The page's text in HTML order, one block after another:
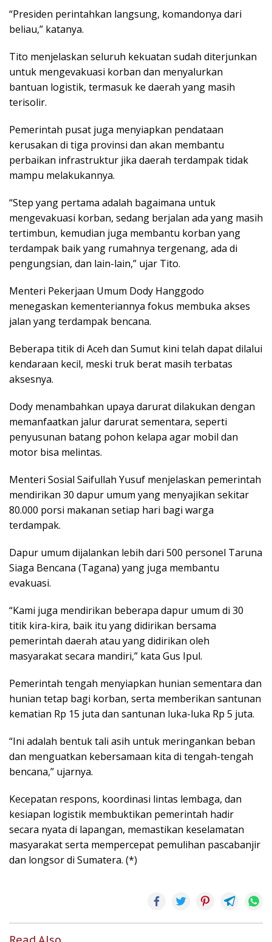
“Presiden perintahkan langsung, komandonya dari
beliau,” katanya.
Tito menjelaskan seluruh kekuatan sudah diterjunkan
untuk mengevakuasi korban dan menyalurkan
bantuan logistik, termasuk ke daerah yang masih
terisolir.
Pemerintah pusat juga menyiapkan pendataan
kerusakan di tiga provinsi dan akan membantu
perbaikan infrastruktur jika daerah terdampak tidak
mampu melakukannya.
“Step yang pertama adalah bagaimana untuk
mengevakuasi korban, sedang berjalan ada yang masih
tertimbun, kemudian juga membantu korban yang
terdampak baik yang rumahnya tergenang, ada di
pengungsian, dan lain-lain,” ujar Tito.
Menteri Pekerjaan Umum Dody Hanggodo
menegaskan kementeriannya fokus membuka akses
jalan yang terdampak bencana.
Beberapa titik di Aceh dan Sumut kini telah dapat dilalui
kendaraan kecil, meski truk berat masih terbatas
aksesnya.
Dody menambahkan upaya darurat dilakukan dengan
memanfaatkan jalur darurat sementara, seperti
penyusunan batang pohon kelapa agar mobil dan
motor bisa melintas.
Menteri Sosial Saifullah Yusuf menjelaskan pemerintah
mendirikan 30 dapur umum yang menyajikan sekitar
80.000 porsi makanan setiap hari bagi warga
terdampak.
Dapur umum dijalankan lebih dari 500 personel Taruna
Siaga Bencana (Tagana) yang juga membantu
evakuasi.
“Kami juga mendirikan beberapa dapur umum di 30
titik kira-kira, baik itu yang didirikan bersama
pemerintah daerah atau yang didirikan oleh
masyarakat secara mandiri,” kata Gus Ipul.
Pemerintah tengah menyiapkan hunian sementara dan
hunian tetap bagi korban, serta memberikan santunan
kematian Rp 15 juta dan santunan luka-luka Rp 5 juta.
“Ini adalah bentuk tali asih untuk meringankan beban
dan menguatkan kebersamaan kita di tengah-tengah
bencana,” ujarnya.
Kecepatan respons, koordinasi lintas lembaga, dan
kesiapan logistik membuktikan pemerintah hadir
secara nyata di lapangan, memastikan keselamatan
masyarakat serta mempercepat pemulihan pascabanjir
dan longsor di Sumatera. (*)